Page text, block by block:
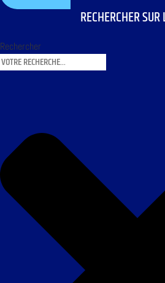
RECHERCHER
Rechercher